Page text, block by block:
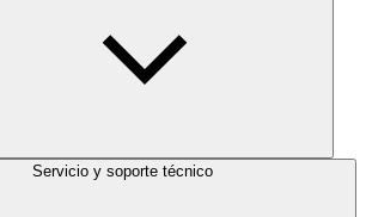
Servicio y soporte técnico